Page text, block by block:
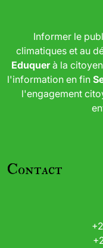
Informer le
climatiques et au
Eduquerà la
l'information en fin
l'engagement
Contact